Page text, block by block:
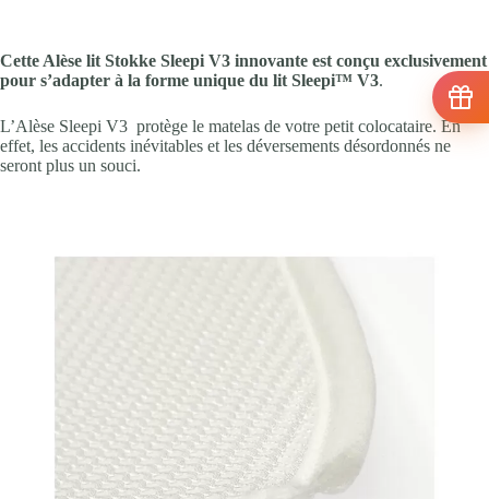
Cette Alèse lit Stokke Sleepi V3 innovante est conçu exclusivement
pour s’adapter à la forme unique du lit Sleepi™ V3.
L’Alèse Sleepi V3 protège le matelas de votre petit colocataire. En
effet, les accidents inévitables et les déversements désordonnés ne
seront plus un souci.